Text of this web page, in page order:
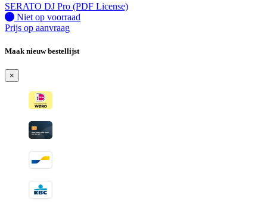
SERATO DJ Pro (PDF License)
Fysiek voorradig
Niet op voorraad
Prijs op aanvraag
Maak nieuw bestellijst
×